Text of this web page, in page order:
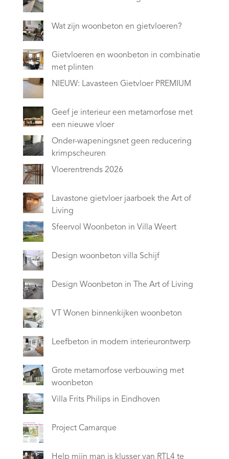
Wat zijn woonbeton en gietvloeren?
Gietvloeren en woonbeton in combinatie
met plinten
NIEUW: Lavasteen Gietvloer PREMIUM
Geef je interieur een metamorfose met
een nieuwe vloer
Onder-wapeningsnet geen reducering
krimpscheuren
Vloerentrends 2026
Lavastone gietvloer jaarboek the Art of
Living
Sfeervol Woonbeton in Villa Weert
Design woonbeton villa Schijf
Design Woonbeton in The Art of Living
VT Wonen binnenkijken woonbeton
Leefbeton in modern interieurontwerp
Grote metamorfose verbouwing met
woonbeton
Villa Frits Philips in Eindhoven
Project Camarque
Help mijn man is klusser van RTL4 te